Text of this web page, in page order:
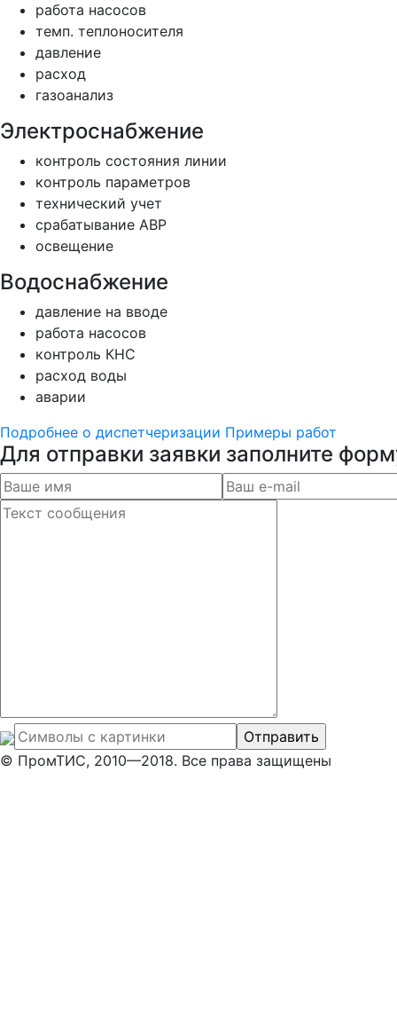
работа насосов
темп. теплоносителя
давление
расход
газоанализ
Электроснабжение
контроль состояния линии
контроль параметров
технический учет
срабатывание АВР
освещение
Водоснабжение
давление на вводе
работа насосов
контроль КНС
расход воды
аварии
Подробнее о диспетчеризации Примеры работ
Для отправки заявки заполните
Отправить
© ПромТИС, 2010—2018. Все права защищены